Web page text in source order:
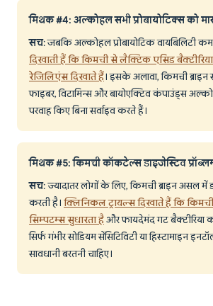
मिथक #4: अल्कोहल सभी प्रोबायोटिक्स को
सच: जबकि अल्कोहल प्रोबायोटिक वायबिलिटी
दिखाती हैं कि किमची से लैक्टिक एसिड
रेजिलिएंस दिखाते हैं। इसके अलावा, किमची ब्राइन
फाइबर, विटामिन्स और बायोएक्टिव कंपाउंड्स
परवाह किए बिना सर्वाइव करते हैं।
मिथक #5: किमची कॉकटेल्स डाइजेस्टिव
सच: ज्यादातर लोगों के लिए, किमची ब्राइन असल
करती है। क्लिनिकल ट्रायल्स दिखाते हैं कि
सिम्पटम्स सुधारता हैऔर फायदेमंद गट बैक्टीरिया
सिर्फ गंभीर सोडियम सेंसिटिविटी या हिस्टामाइन
सावधानी बरतनी चाहिए।